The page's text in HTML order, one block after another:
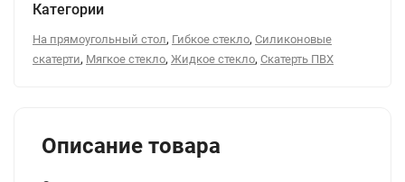
Категории
На прямоугольный стол, Гибкое стекло, Силиконовые
скатерти, Мягкое стекло, Жидкое стекло, Скатерть ПВХ
Описание товара